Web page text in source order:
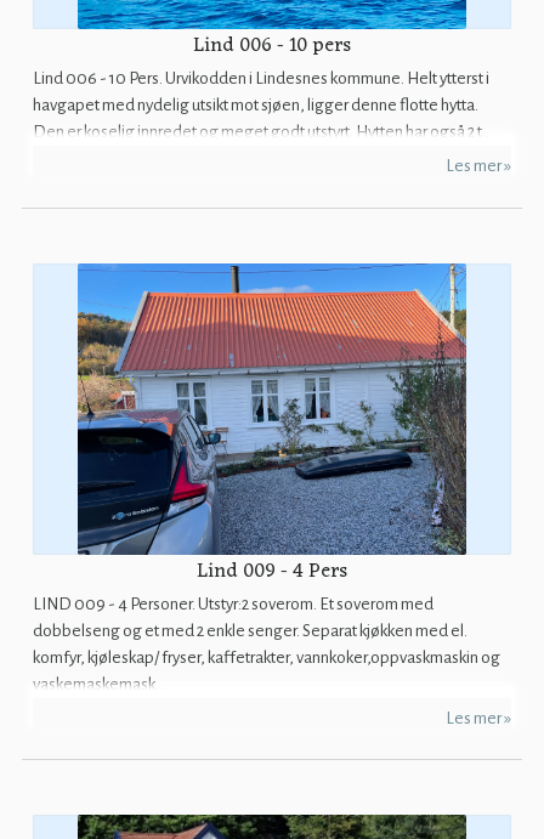
Lind 006 - 10 pers
Lind 006 - 10 Pers. Urvikodden i Lindesnes kommune. Helt ytterst i
havgapet med nydelig utsikt mot sjøen, ligger denne flotte hytta.
Den er koselig innredet og meget godt utstyrt. Hytten har også 2 t...
Les mer »
Lind 009 - 4 Pers
LIND 009 - 4 Personer. Utstyr:2 soverom. Et soverom med
dobbelseng og et med 2 enkle senger. Separat kjøkken med el.
komfyr, kjøleskap/ fryser, kaffetrakter, vannkoker,oppvaskmaskin og
vaskemaskemask...
Les mer »